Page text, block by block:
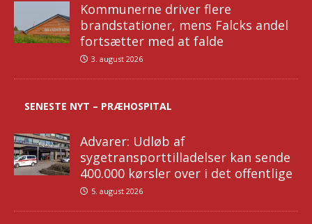
Kommunerne driver flere
brandstationer, mens Falcks andel
fortsætter med at falde
3. august 2026
SENESTE NYT – PRÆHOSPITAL
Advarer: Udløb af
sygetransporttilladelser kan sende
400.000 kørsler over i det offentlige
5. august 2026